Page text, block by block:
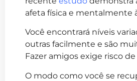
afeta física e mentalmente
Você encontrará níveis
outras facilmente e são
Fazer amigos exige risco
O modo como você se